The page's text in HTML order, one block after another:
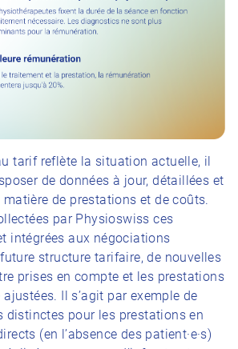
tarif reflète la situation actuelle, il
de données à jour, détaillées et
de prestations et de coûts.
par Physioswiss ces
intégrées aux négociations
structure tarifaire, de nouvelles
prises en compte et les prestations
Il s’agit par exemple de
distinctes pour les prestations en
(en l’absence des patient·e·s)